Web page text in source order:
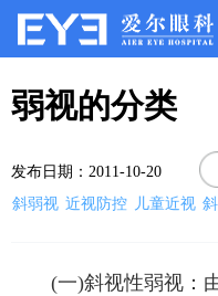
弱视的分类
发布日期：2011-10-20
斜弱视 近视防控 儿童近视
(一)斜视性弱视：